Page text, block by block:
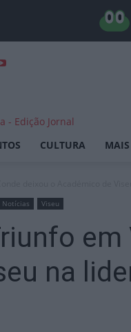
CULTURA MAIS
Notícias Viseu
na